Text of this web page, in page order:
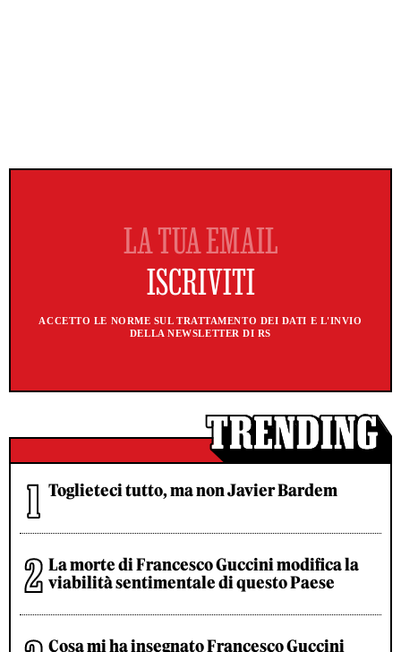
ACCETTO LE NORME SUL TRATTAMENTO DEI DATI E L'INVIO
DELLA NEWSLETTER DI RS
Toglieteci tutto, ma non Javier Bardem
La morte di Francesco Guccini modifica la
viabilità sentimentale di questo Paese
Cosa mi ha insegnato Francesco Guccini